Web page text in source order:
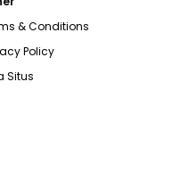
& Conditions
Policy
Situs